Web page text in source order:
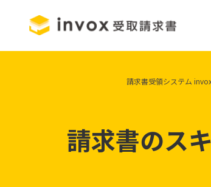
請求書のス
請求書受領システム